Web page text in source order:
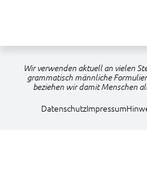
Wir verwenden aktuell an vielen
grammatisch männliche
beziehen wir damit Menschen
NavigationDatenschutzImpressum